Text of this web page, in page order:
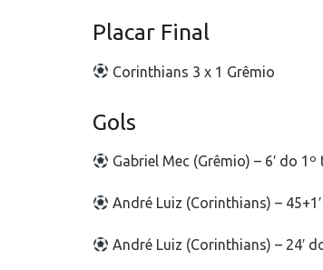
Placar Final
Corinthians 3 x 1 Grêmio
Gols
Gabriel Mec (Grêmio) – 6′ do 1º
André Luiz (Corinthians) –
André Luiz (Corinthians) – 24′